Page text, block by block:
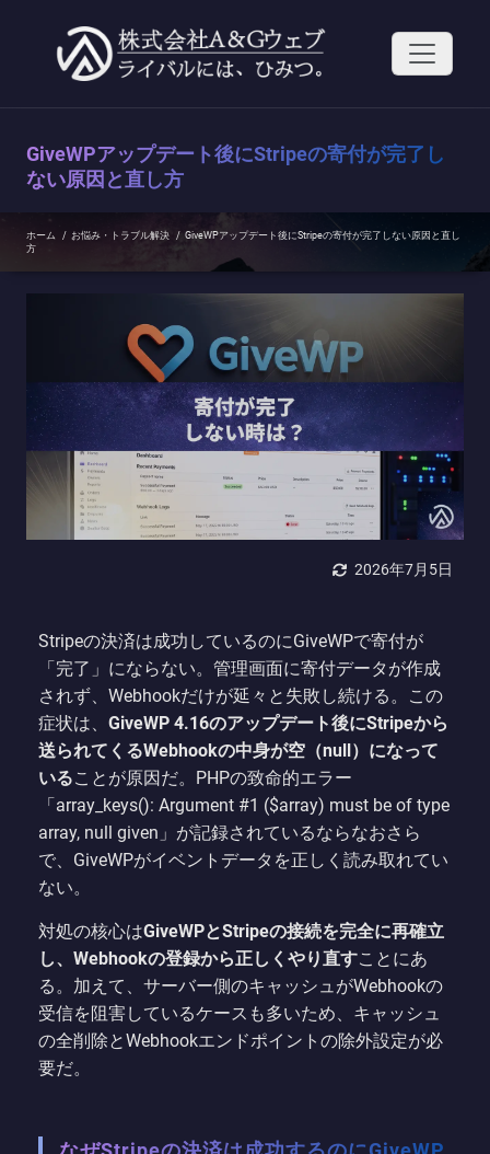
へ
GiveWPアップデート後にStripeの寄付が完了し
ない原因と直し方
ホーム / お悩み・トラブル解決 / GiveWPアップデート後にStripeの寄付が完了しない原因と直し
方
2026年7月5日
Stripeの決済は成功しているのにGiveWPで寄付が
「完了」にならない。管理画面に寄付データが作成
されず、Webhookだけが延々と失敗し続ける。この
症状は、 GiveWP 4.16のアップデート後にStripeから
送られてくるWebhookの中身が空（null）になって
いることが原因だ。PHPの致命的エラー
「array_keys(): Argument #1 ($array) must be of type
array, null given」が記録されているならなおさら
で、GiveWPがイベントデータを正しく読み取れてい
ない。
対処の核心はGiveWPとStripeの接続を完全に再確立
し、Webhookの登録から正しくやり直すことにあ
る。加えて、サーバー側のキャッシュがWebhookの
受信を阻害しているケースも多いため、キャッシュ
の全削除とWebhookエンドポイントの除外設定が必
要だ。